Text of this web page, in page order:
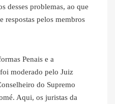
desses problemas, ao que
respostas pelos membros
Penais e a
moderado pelo Juiz
do Supremo
Aqui, os juristas da